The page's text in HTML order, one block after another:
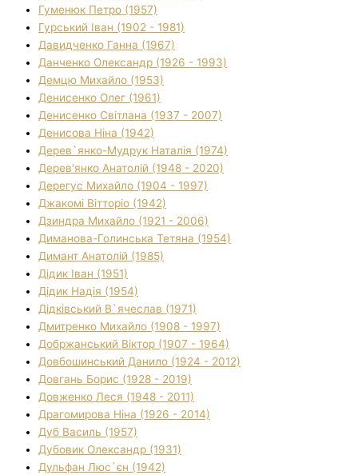
Гуменюк Петро (1957)
Гурський Іван (1902 - 1981)
Давидченко Ганна (1967)
Данченко Олександр (1926 - 1993)
Демцю Михайло (1953)
Денисенко Олег (1961)
Денисенко Світлана (1937 - 2007)
Денисова Ніна (1942)
Дерев`янко-Мудрук Наталія (1974)
Дерев'янко Анатолій (1948 - 2020)
Дерегус Михайло (1904 - 1997)
Джакомі Вітторіо (1942)
Дзиндра Михайло (1921 - 2006)
Диманова-Голинська Тетяна (1954)
Димант Анатолій (1985)
Дідик Іван (1951)
Дідик Надія (1954)
Дідківський В`ячеслав (1971)
Дмитренко Михайло (1908 - 1997)
Добржанський Віктор (1907 - 1964)
Довбошинський Данило (1924 - 2012)
Довгань Борис (1928 - 2019)
Довженко Леся (1948 - 2011)
Драгомирова Ніна (1926 - 2014)
Дуб Василь (1957)
Дубовик Олександр (1931)
Дульфан Люс`єн (1942)